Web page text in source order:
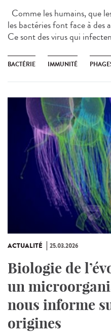
Comme les humains, que
les bactéries font face à des
Ce sont des virus qui
BACTÉRIE IMMUNITÉ
ACTUALITÉ 25.03.2026
Biologie de
un
nous informe
origines